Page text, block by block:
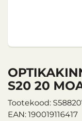
S20 20
Tootekood:
EAN: 190019116417